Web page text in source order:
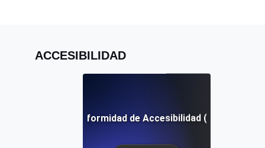
ACCESIBILIDAD
Informe de Conformidad de Accesibilidad (ACR)